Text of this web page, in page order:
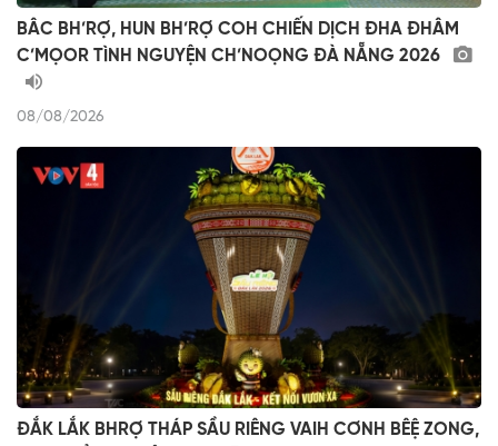
BÂC BH’RỢ, HUN BH’RỢ COH CHIẾN DỊCH ĐHA ĐHÂM
C’MỌOR TÌNH NGUYỆN CH’NOỌNG ĐÀ NẴNG 2026
08/08/2026
ĐẮK LẮK BHRỢ THÁP SẦU RIÊNG VAIH CƠNH BÊỆ ZONG,